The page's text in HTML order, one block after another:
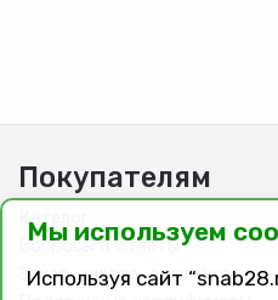
Покупателям
Каталог
Вопросы и ответы
Заказ, оплата, доставка
Мы используем
Используя сайт